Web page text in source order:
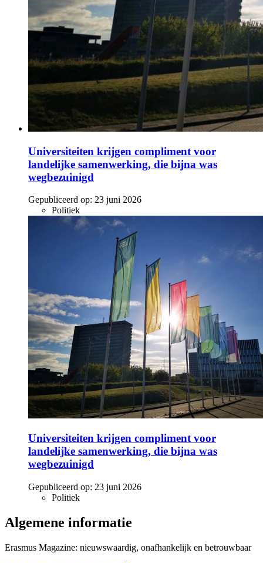
Universiteiten krijgen compliment voor
landelijke samenwerking, die bijna was
wegbezuinigd
Gepubliceerd op: 23 juni 2026
Politiek
Universiteiten krijgen compliment voor
landelijke samenwerking, die bijna was
wegbezuinigd
Gepubliceerd op: 23 juni 2026
Politiek
Algemene informatie
Erasmus Magazine: nieuwswaardig, onafhankelijk en betrouwbaar